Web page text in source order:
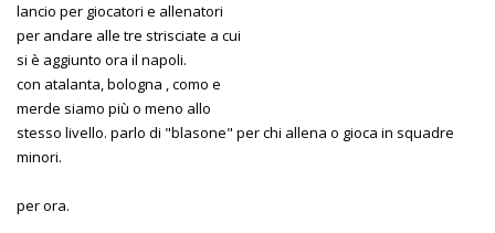
lancio per giocatori e allenatori
per andare alle tre strisciate a cui
si è aggiunto ora il napoli.
con atalanta, bologna , como e
merde siamo più o meno allo
stesso livello. parlo di "blasone" per chi allena o gioca in squadre
minori.
per ora.